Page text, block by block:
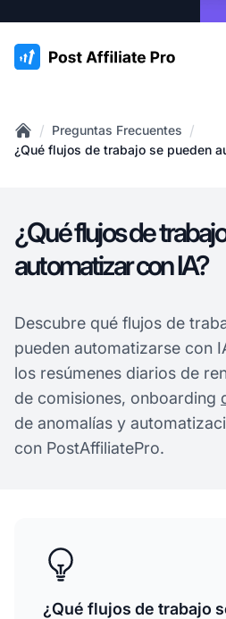
:site.title
Home
/ Preguntas Frecuentes /
¿Qué flujos de trabajo se pueden
¿Qué flujos de
automatizar con IA?
Descubre qué flujos de
pueden automatizarse con
los resúmenes diarios de
de comisiones, onboarding
de anomalías y
con PostAffiliatePro.
¿Qué flujos de trabajo